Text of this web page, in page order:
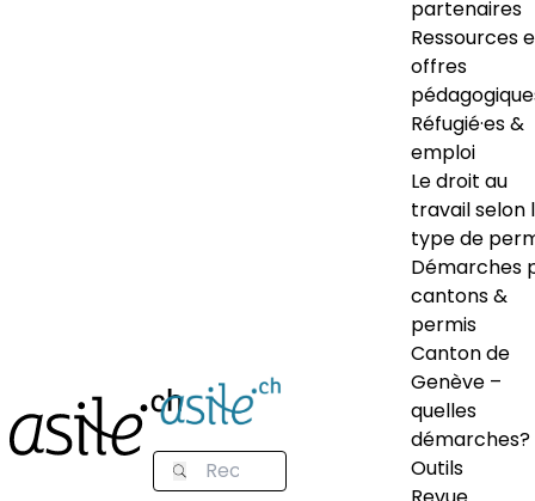
partenaires
Ressources
offres
Réfugié·es &
emploi
Le droit au
travail selon
type de
Démarches
cantons &
permis
Canton de
Genève –
quelles
démarches?
Outils